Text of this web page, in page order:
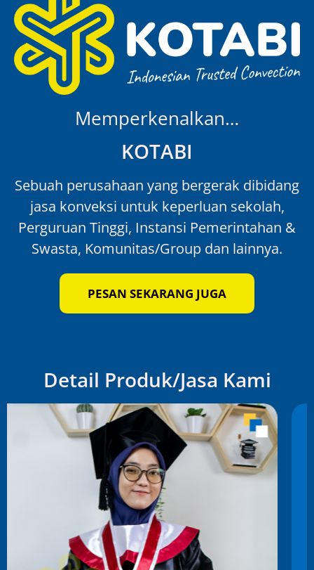
Memperkenalkan…
KOTABI
Sebuah perusahaan yang bergerak dibidang
jasa konveksi untuk keperluan sekolah,
Perguruan Tinggi, Instansi Pemerintahan &
Swasta, Komunitas/Group dan lainnya.
PESAN SEKARANG JUGA
Detail Produk/Jasa Kami